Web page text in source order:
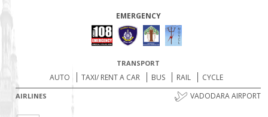
EMERGENCY
TRANSPORT
AUTO TAXI/ RENT A CAR BUS RAIL CYCLE
AIRLINES VADODARA AIRPORT